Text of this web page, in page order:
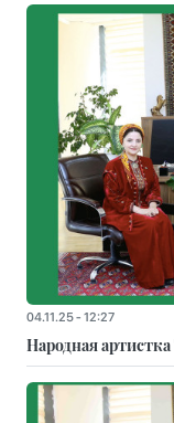
04.11.25 - 12:27
Народная